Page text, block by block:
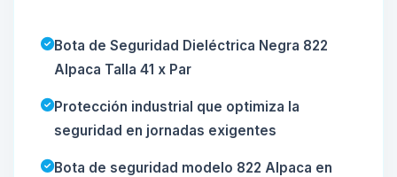
Bota de Seguridad Dieléctrica Negra 822
Alpaca Talla 41 x Par
Protección industrial que optimiza la
seguridad en jornadas exigentes
Bota de seguridad modelo 822 Alpaca en